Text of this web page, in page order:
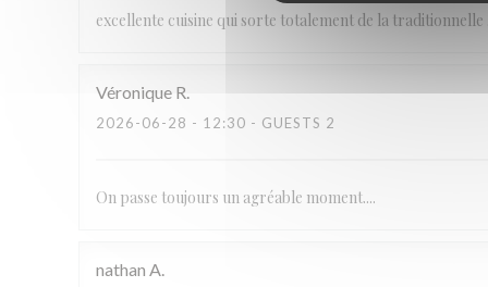
excellente cuisine qui sorte totalement de la
Véronique R
2026-06-28 - 12:30 - GUESTS 2
On passe toujours un agréable moment....
nathan A